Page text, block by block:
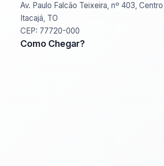
Av. Paulo Falcão Teixeira, nº 403, Centro
Itacajá, TO
CEP: 77720-000
Como Chegar?